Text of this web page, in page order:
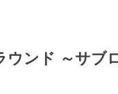
ンド ～サブ